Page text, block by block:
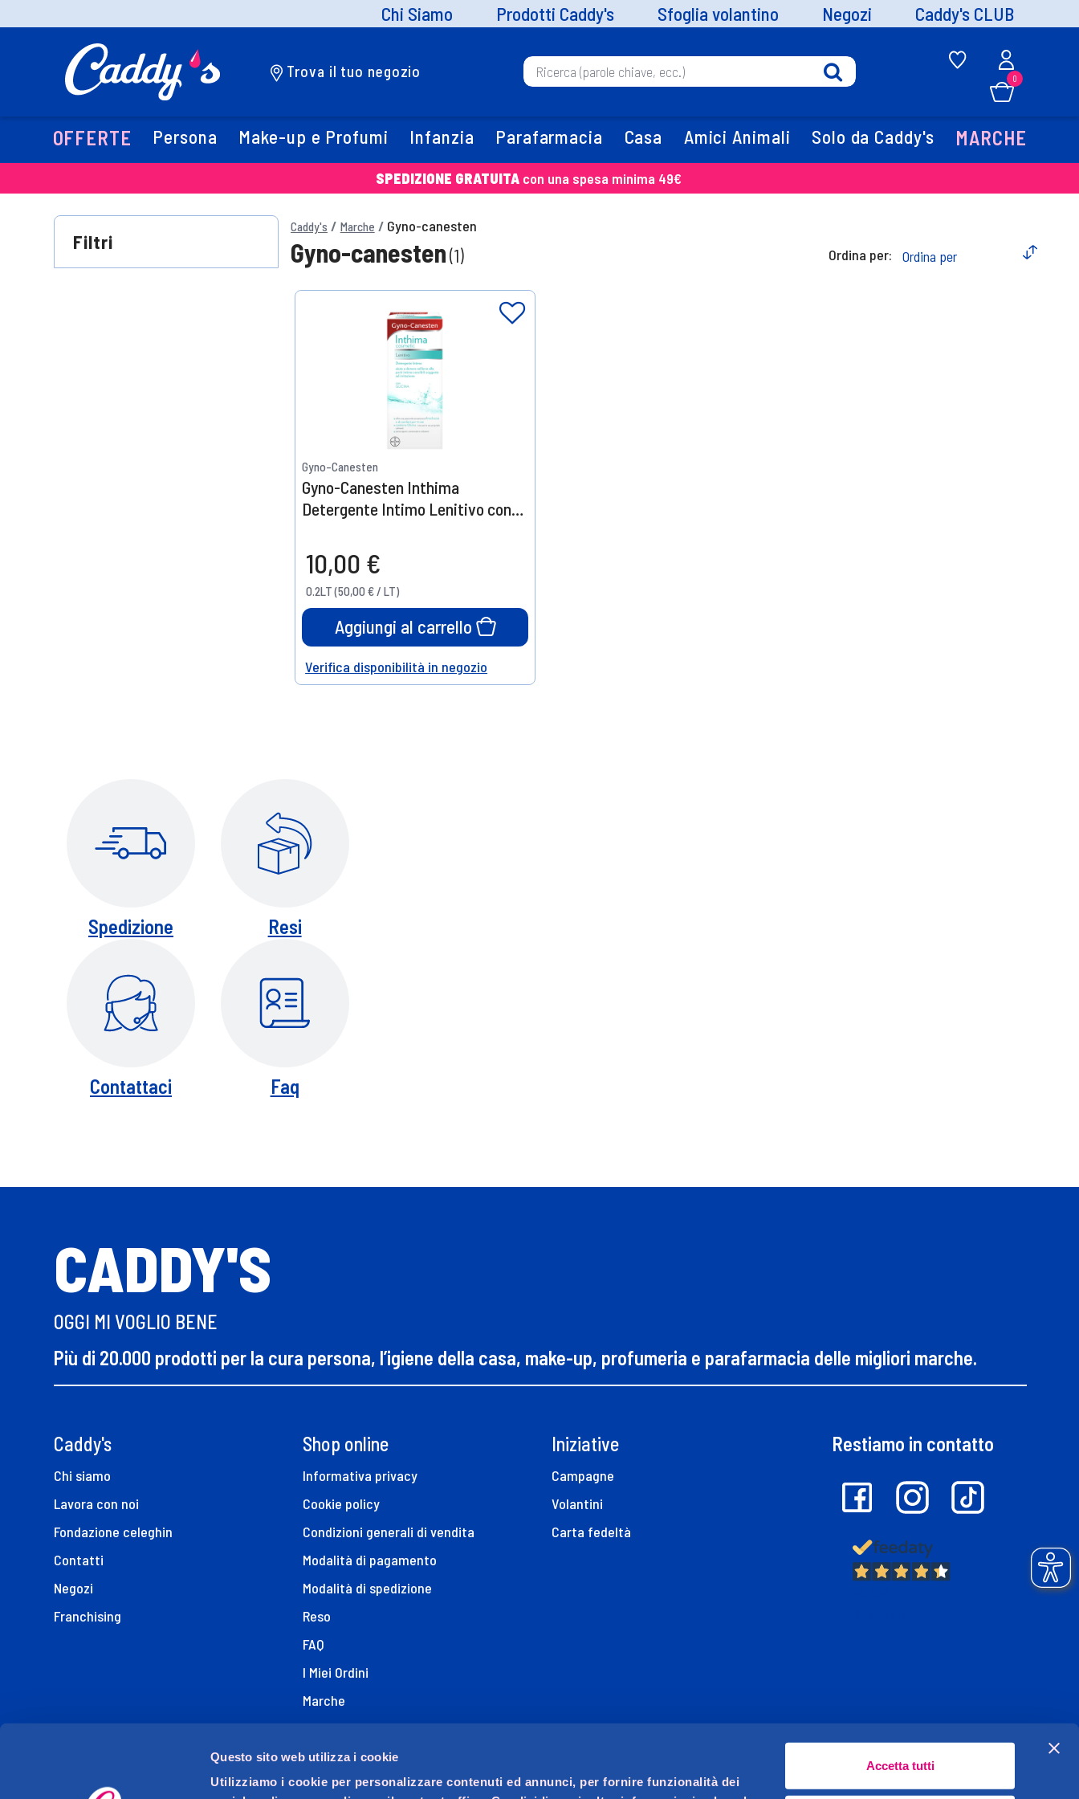
Questo sito web utilizza i cookie
Utilizziamo i cookie per personalizzare contenuti ed annunci, per fornire funzionalità dei
Accetta tutti
Chi Siamo Prodotti Caddy's Sfoglia volantino Negozi Caddy's CLUB
Trova il tuo negozio 0
OFFERTE Persona Make-up e Profumi Infanzia Parafarmacia Casa Amici Animali Solo da Caddy's MARCHE
SPEDIZIONE GRATUITA con una spesa minima 49€
Filtri
Caddy's Marche Gyno-canesten
Gyno-canesten(1) Ordina per:
Gyno-Canesten
Gyno-Canesten Inthima
Detergente Intimo Lenitivo con
10,00 €
0.2LT (50,00 € / LT)
Aggiungi al carrello
Help
Verifica disponibilità in negozio
Spedizione Resi
Contattaci Faq
CADDY'S
OGGI MI VOGLIO BENE
Più di 20.000 prodotti per la cura persona, l’igiene della casa, make-up, profumeria e parafarmacia delle migliori marche.
Caddy's
Chi siamo
Lavora con noi
Fondazione celeghin
Contatti
Negozi
Franchising
Shop online
Informativa privacy
Cookie policy
Condizioni generali di vendita
Modalità di pagamento
Modalità di spedizione
Reso
FAQ
I Miei Ordini
Marche
Dichiarazione di Accessibilità
Iniziative
Campagne
Volantini
Carta fedeltà
Restiamo in contatto